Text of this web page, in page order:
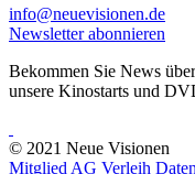
info@neuevisionen.de
Newsletter abonnieren
Bekommen Sie News
unsere Kinostarts und
© 2021 Neue Visionen
Mitglied AG Verleih